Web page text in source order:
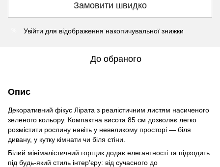
Замовити швидко
Увійти для відображення накопичувальної знижки
До обраного
Опис
Декоративний фікус Лірата з реалістичним листям насиченого
зеленого кольору. Компактна висота 85 см дозволяє легко
розмістити рослину навіть у невеликому просторі — біля
дивану, у кутку кімнати чи біля стіни.
Білий мінімалістичний горщик додає елегантності та підходить
під будь-який стиль інтер’єру: від сучасного до